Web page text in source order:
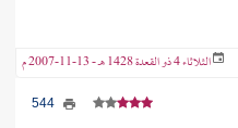
الثلاثاء 4 ذو القعدة 1428 هـ - 13-11-2007 م